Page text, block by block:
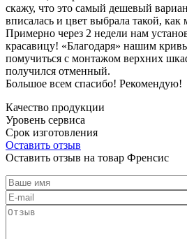
скажу, что это самый дешевый
вписалась и цвет выбрала такой, как
Примерно через 2 недели нам
красавицу! «Благодаря» нашим
помучиться с монтажом верхних
получился отменный.
Большое всем спасибо! Рекомендую!
Качество продукции
Уровень сервиса
Срок изготовления
Оставить отзыв
Оставить отзыв на товар Френсис